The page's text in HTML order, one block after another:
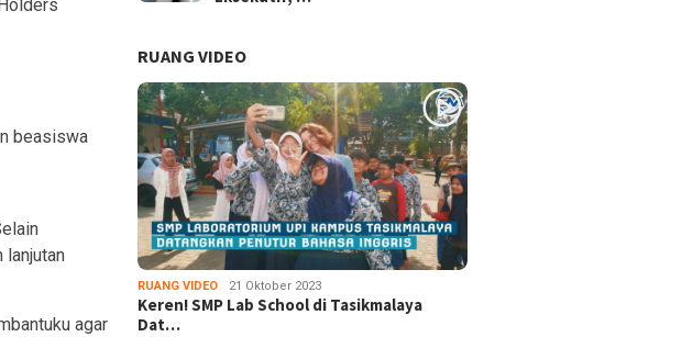
beasiswa
lanjutan
agar
RUANG VIDEO
RUANG VIDEO 21 Oktober 2023
Keren! SMP Lab School di Tasikmalaya
Dat…